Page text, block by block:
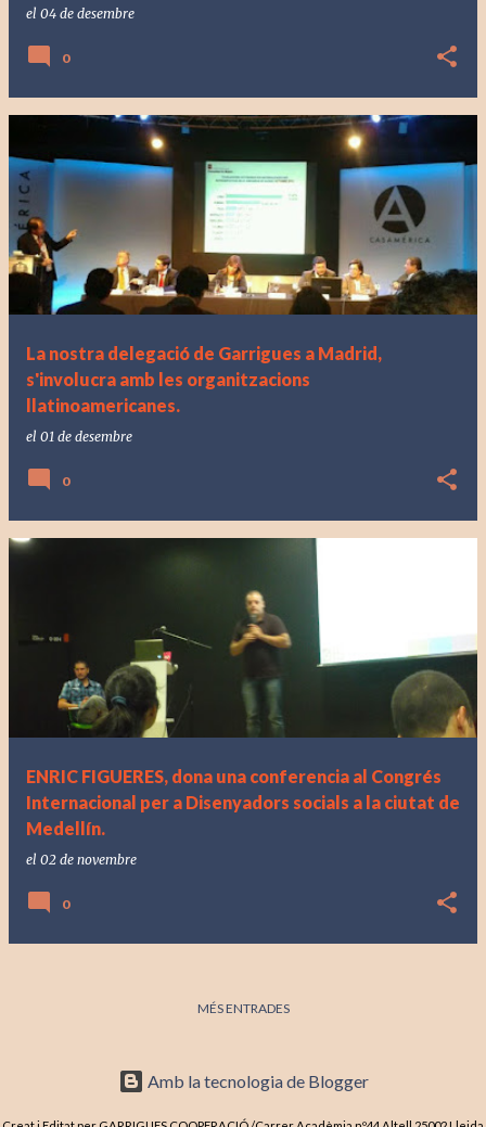
el 04 de desembre
0
La nostra delegació de Garrigues a Madrid,
s'involucra amb les organitzacions
llatinoamericanes.
el 01 de desembre
0
ENRIC FIGUERES, dona una conferencia al Congrés
Internacional per a Disenyadors socials a la ciutat de
Medellín.
el 02 de novembre
0
MÉS ENTRADES
Amb la tecnologia de Blogger